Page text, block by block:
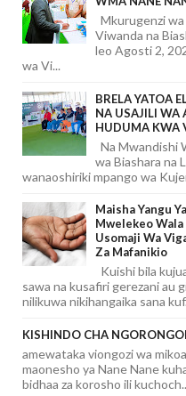
Mkurugenzi wa
Viwanda na
leo Agosti 2,
wa Vi...
BRELA YATOA
NA USAJILI WA
HUDUMA KWA
Na Mwandishi
wa Biashara na
wanaoshiriki mpango wa
Maisha Yangu
Mwelekeo Wala
Usomaji Wa
Za Mafanikio
Kuishi bila
sawa na kusafiri gerezani au
nilikuwa nikihangaika sana
KISHINDO CHA
amewataka viongozi wa
maonesho ya Nane Nane
bidhaa za korosho ili